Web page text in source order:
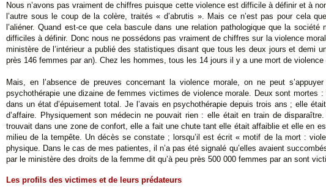
Nous n’avons pas vraiment de chiffres puisque cette violence est difficile à définir et à
l’autre sous le coup de la colère, traités « d’abrutis ». Mais ce n’est pas pour cela
l’aliéner. Quand est-ce que cela bascule dans une relation pathologique que la
difficiles à définir. Donc nous ne possédons pas vraiment de chiffres sur la violence
ministère de l’intérieur a publié des statistiques disant que tous les deux jours et demi
près 146 femmes par an). Chez les hommes, tous les 14 jours il y a une mort de violence
Mais, en l’absence de preuves concernant la violence morale, on ne peut
psychothérapie une dizaine de femmes victimes de violence morale. Deux sont mortes :
dans un état d’épuisement total. Je l’avais en psychothérapie depuis trois ans ; elle
d’affaire. Physiquement son médecin ne pouvait rien : elle était en train de
trouvait dans une zone de confort, elle a fait une chute tant elle était affaiblie et elle en
milieu de la tempête. Un décès se constate ; lorsqu’il est écrit « motif de la mort :
physique. Dans le cas de mes patientes, il n’a pas été signalé qu’elles avaient
par le ministère des droits de la femme dit qu’à peu près 500 000 femmes par an sont
Les profils des victimes et de leurs prédateurs